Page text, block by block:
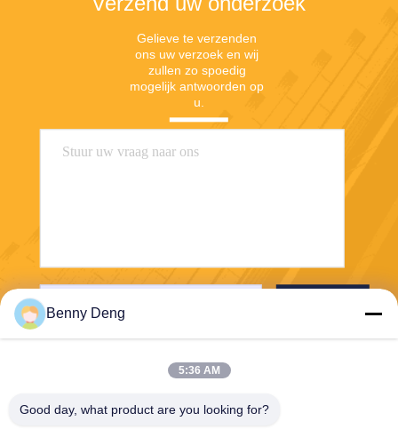
Gelieve te verzenden
ons uw verzoek en wij
zullen zo spoedig
mogelijk antwoorden op
u.
Benny Deng
5:36 AM
Good day, what product are you looking for?